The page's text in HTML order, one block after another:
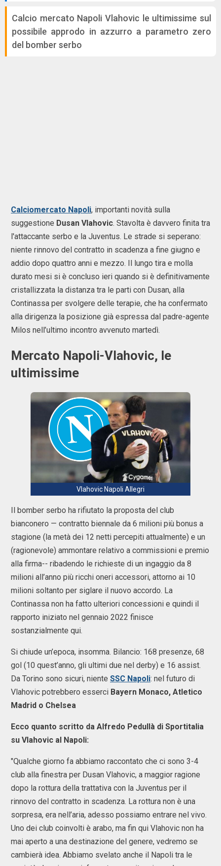
Calcio mercato Napoli Vlahovic le ultimissime sul
possibile approdo in azzurro a parametro zero
del bomber serbo
Calciomercato Napoli, importanti novità sulla
suggestione Dusan Vlahovic. Stavolta è davvero finita tra
l'attaccante serbo e la Juventus. Le strade si seperano:
niente rinnovo del contratto in scadenza a fine giugno e
addio dopo quattro anni e mezzo. Il lungo tira e molla
durato mesi si è concluso ieri quando si è definitivamente
cristallizzata la distanza tra le parti con Dusan, alla
Continassa per svolgere delle terapie, che ha confermato
alla dirigenza la posizione già espressa dal padre-agente
Milos nell’ultimo incontro avvenuto martedì.
Mercato Napoli-Vlahovic, le
ultimissime
Vlahovic Napoli Allegri
Il bomber serbo ha rifiutato la proposta del club
bianconero — contratto biennale da 6 milioni più bonus a
stagione (la metà dei 12 netti percepiti attualmente) e un
(ragionevole) ammontare relativo a commissioni e premio
alla firma-- ribadendo le richieste di un ingaggio da 8
milioni all’anno più ricchi oneri accessori, attorno ai 10
milioni soltanto per siglare il nuovo accordo. La
Continassa non ha fatto ulteriori concessioni e quindi il
rapporto iniziato nel gennaio 2022 finisce
sostanzialmente qui.
Si chiude un’epoca, insomma. Bilancio: 168 presenze, 68
gol (10 quest’anno, gli ultimi due nel derby) e 16 assist.
Da Torino sono sicuri, niente SSC Napoli: nel futuro di
Vlahovic potrebbero esserci Bayern Monaco, Atletico
Madrid o Chelsea
Ecco quanto scritto da Alfredo Pedullà di Sportitalia
su Vlahovic al Napoli:
"Qualche giorno fa abbiamo raccontato che ci sono 3-4
club alla finestra per Dusan Vlahovic, a maggior ragione
dopo la rottura della trattativa con la Juventus per il
rinnovo del contratto in scadenza. La rottura non è una
sorpresa, era nell’aria, adesso possiamo entrare nel vivo.
Uno dei club coinvolti è arabo, ma fin qui Vlahovic non ha
mai aperto a una destinazione del genere, vedremo se
cambierà idea. Abbiamo svelato anche il Napoli tra le